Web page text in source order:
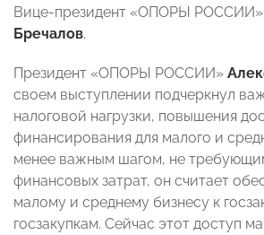
Вице-президент «ОПОРЫ РОССИИ»
Бречалов.
Президент «ОПОРЫ РОССИИ»
своем выступлении подчеркнул
налоговой нагрузки, повышения
финансирования для малого и
менее важным шагом, не
финансовых затрат, он считает
малому и среднему бизнесу к
госзакупкам. Сейчас этот доступ